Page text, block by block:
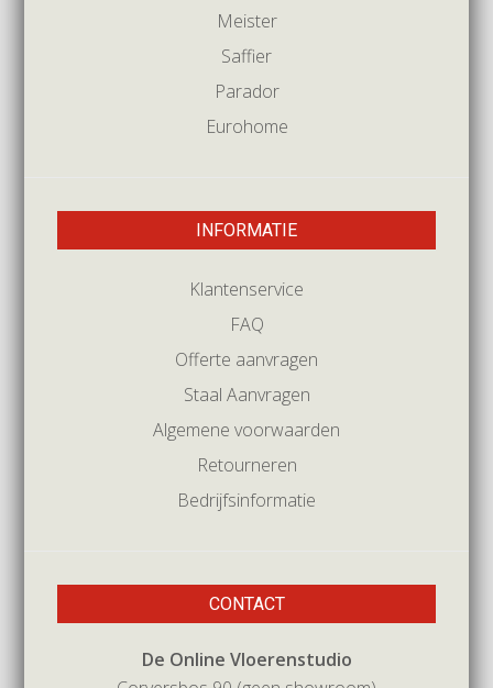
Meister
Saffier
Parador
Eurohome
INFORMATIE
Klantenservice
FAQ
Offerte aanvragen
Staal Aanvragen
Algemene voorwaarden
Retourneren
Bedrijfsinformatie
CONTACT
De Online Vloerenstudio